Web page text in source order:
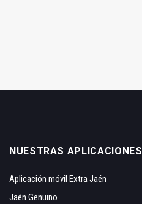
NUESTRAS APLICACIONES
Aplicación móvil Extra Jaén
Jaén Genuino